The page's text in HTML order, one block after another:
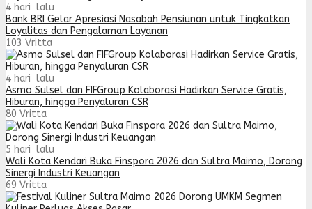
4 hari lalu
Bank BRI Gelar Apresiasi Nasabah Pensiunan untuk Tingkatkan
Loyalitas dan Pengalaman Layanan
103 Vritta
4 hari lalu
Asmo Sulsel dan FIFGroup Kolaborasi Hadirkan Service Gratis,
Hiburan, hingga Penyaluran CSR
80 Vritta
5 hari lalu
Wali Kota Kendari Buka Finspora 2026 dan Sultra Maimo, Dorong
Sinergi Industri Keuangan
69 Vritta